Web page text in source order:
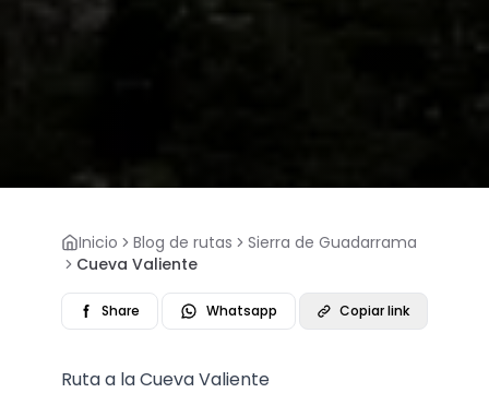
Inicio Blog de rutas
Sierra de Guadarrama
Cueva Valiente
Share Whatsapp Copiar link
Ruta a la Cueva Valiente